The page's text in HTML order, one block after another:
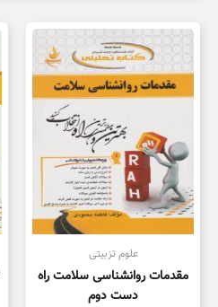
علوم تزبیتی
مقدمات روانشناسی سلامت راه
دست دوم